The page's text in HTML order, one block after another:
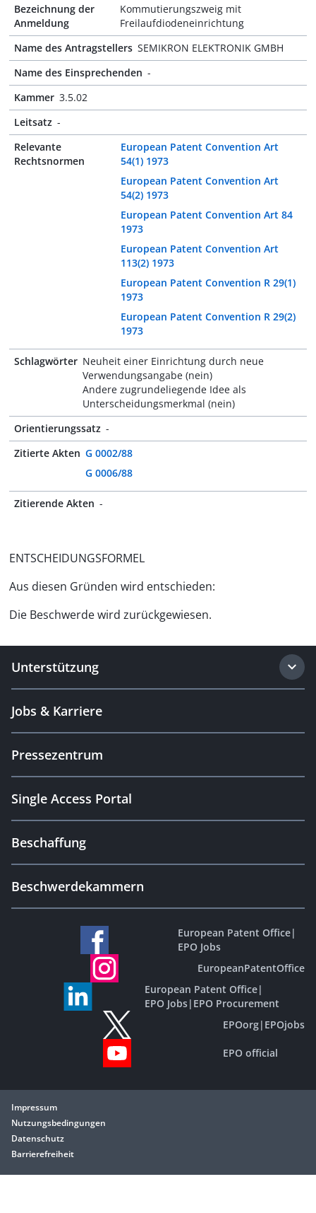
Bezeichnung der
Anmeldung
Kommutierungszweig mit
Freilaufdiodeneinrichtung
Name des Antragstellers SEMIKRON ELEKTRONIK GMBH
Name des Einsprechenden -
Kammer 3.5.02
Leitsatz -
Relevante
Rechtsnormen
European Patent Convention Art
54(1) 1973
European Patent Convention Art
54(2) 1973
European Patent Convention Art 84
1973
European Patent Convention Art
113(2) 1973
European Patent Convention R 29(1)
1973
European Patent Convention R 29(2)
1973
Schlagwörter Neuheit einer Einrichtung durch neue
Verwendungsangabe (nein)
Andere zugrundeliegende Idee als
Unterscheidungsmerkmal (nein)
Orientierungssatz -
Zitierte Akten G 0002/88
G 0006/88
Zitierende Akten -
ENTSCHEIDUNGSFORMEL
Aus diesen Gründen wird entschieden:
Die Beschwerde wird zurückgewiesen.
Unterstützung
Jobs & Karriere
Pressezentrum
Single Access Portal
Beschaffung
Beschwerdekammern
European Patent Office|
EPO Jobs
EuropeanPatentOffice
European Patent Office|
EPO Jobs| EPO Procurement
EPOorg| EPOjobs
EPO official
Impressum
Nutzungsbedingungen
Datenschutz
Barrierefreiheit